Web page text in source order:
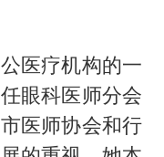
医疗机构的一
眼科医师分会
医师协会和行